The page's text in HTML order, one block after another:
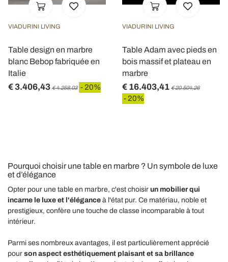
VIADURINI LIVING
Table design en marbre
blanc Bebop fabriquée en
Italie
€ 3.406,43 € 4.258,03 - 20%
VIADURINI LIVING
Table Adam avec pieds en
bois massif et plateau en
marbre
€ 16.403,41 € 20.504,26
- 20%
Pourquoi choisir une table en marbre ? Un symbole de luxe
et d’élégance
Opter pour une table en marbre, c'est choisir un mobilier qui
incarne le luxe et l'élégance à l'état pur. Ce matériau, noble et
prestigieux, confère une touche de classe incomparable à tout
intérieur.
Parmi ses nombreux avantages, il est particulièrement apprécié
pour son aspect esthétiquement plaisant et sa brillance